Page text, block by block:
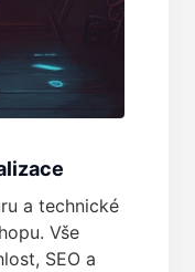
a technické
Vše
SEO a